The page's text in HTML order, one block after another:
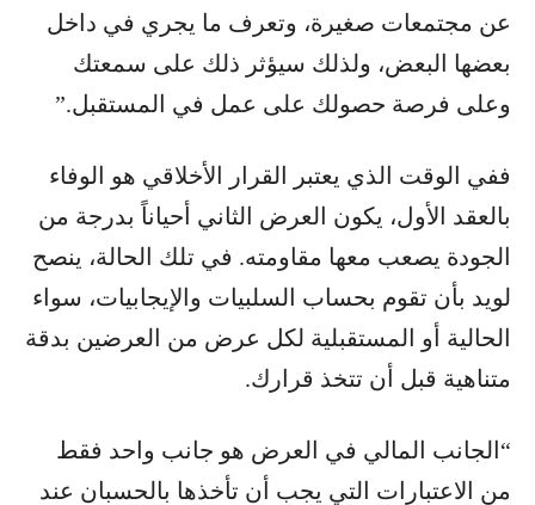
عن مجتمعات صغيرة، وتعرف ما يجري في داخل
بعضها البعض، ولذلك سيؤثر ذلك على سمعتك
وعلى فرصة حصولك على عمل في المستقبل.”
ففي الوقت الذي يعتبر القرار الأخلاقي هو الوفاء
بالعقد الأول، يكون العرض الثاني أحياناً بدرجة من
الجودة يصعب معها مقاومته. في تلك الحالة، ينصح
لويد بأن تقوم بحساب السلبيات والإيجابيات، سواء
الحالية أو المستقبلية لكل عرض من العرضين بدقة
متناهية قبل أن تتخذ قرارك.
“الجانب المالي في العرض هو جانب واحد فقط
من الاعتبارات التي يجب أن تأخذها بالحسبان عند